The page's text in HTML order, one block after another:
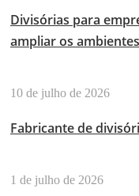
Divisórias para
ampliar os ambientes
10 de julho de 2026
Fabricante de
1 de julho de 2026